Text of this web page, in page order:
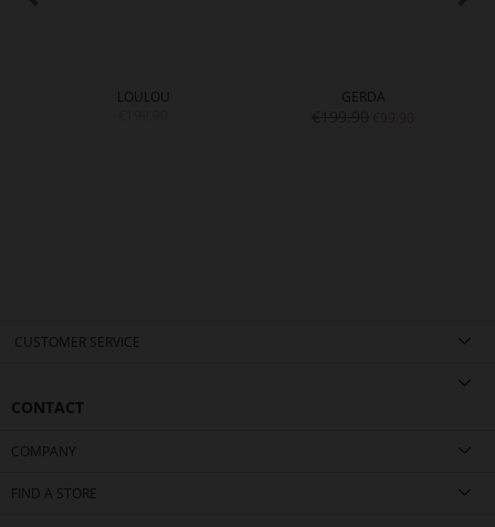
LOULOU
GERDA
CUSTOMER SERVICE
CONTACT
COMPANY
FIND A STORE